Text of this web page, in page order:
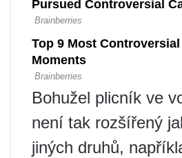
Bohužel plicník ve
není tak rozšířený
jiných druhů,